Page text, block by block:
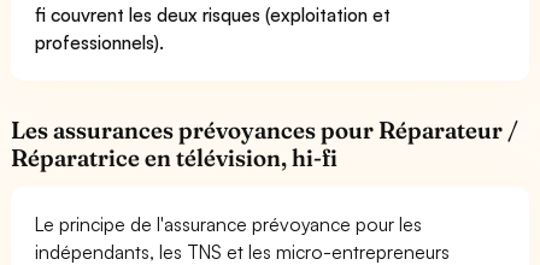
fi couvrent les deux risques (exploitation et
professionnels).
Les assurances prévoyances pour Réparateur /
Réparatrice en télévision, hi-fi
Le principe de l'assurance prévoyance pour les
indépendants, les TNS et les micro-entrepreneurs